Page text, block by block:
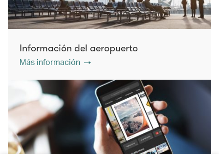
Información del aeropuerto
Más información